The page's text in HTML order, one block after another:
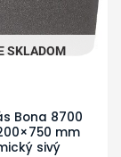
SKLADOM
Bona 8700
mm
sivý